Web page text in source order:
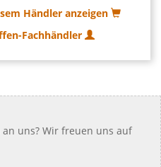
Händler anzeigen
Fachhändler
uns? Wir freuen uns auf